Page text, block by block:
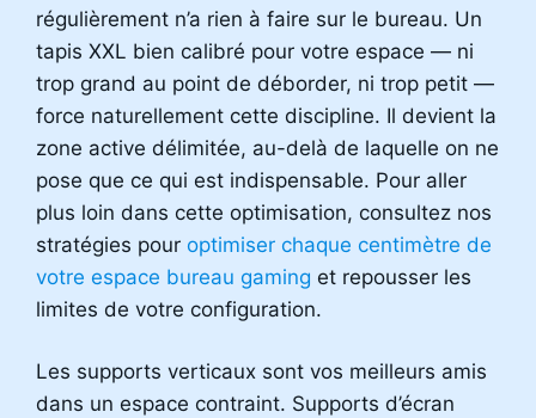
régulièrement n’a rien à faire sur le bureau. Un
tapis XXL bien calibré pour votre espace — ni
trop grand au point de déborder, ni trop petit —
force naturellement cette discipline. Il devient la
zone active délimitée, au-delà de laquelle on ne
pose que ce qui est indispensable. Pour aller
plus loin dans cette optimisation, consultez nos
stratégies pour optimiser chaque centimètre de
votre espace bureau gaming et repousser les
limites de votre configuration.
Les supports verticaux sont vos meilleurs amis
dans un espace contraint. Supports d’écran